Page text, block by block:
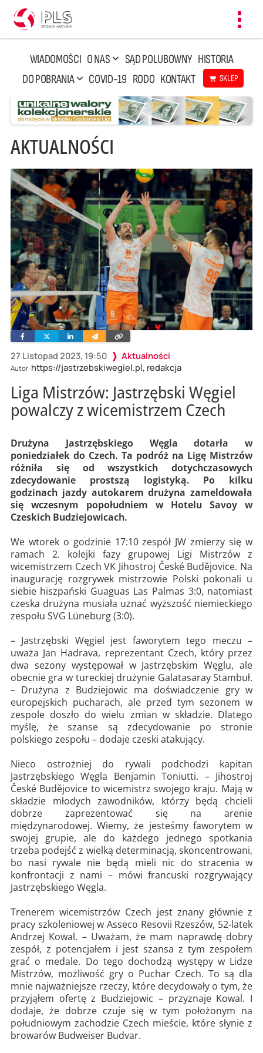
WIADOMOŚCI O NAS SĄD POLUBOWNY HISTORIA
DO POBRANIA
COVID-19 RODO KONTAKT SKLEP
AKTUALNOŚCI
27 Listopad 2023, 19:50 Aktualności
Autor: https://jastrzebskiwegiel.pl, redakcja
FacebookTwitterLinkedinWyślij
e-
Skopiuj
link
Liga Mistrzów: Jastrzębski Węgiel
powalczy z wicemistrzem Czech
Drużyna Jastrzębskiego Węgla dotarła w
poniedziałek do Czech. Ta podróż na Ligę Mistrzów
różniła się od wszystkich dotychczasowych
zdecydowanie prostszą logistyką. Po kilku
godzinach jazdy autokarem drużyna zameldowała
się wczesnym popołudniem w Hotelu Savoy w
Czeskich Budziejowicach.
We wtorek o godzinie 17:10 zespół JW zmierzy się w
ramach 2. kolejki fazy grupowej Ligi Mistrzów z
wicemistrzem Czech VK Jihostroj České Budějovice. Na
inaugurację rozgrywek mistrzowie Polski pokonali u
siebie hiszpański Guaguas Las Palmas 3:0, natomiast
czeska drużyna musiała uznać wyższość niemieckiego
zespołu SVG Lüneburg (3:0).
– Jastrzębski Węgiel jest faworytem tego meczu –
uważa Jan Hadrava, reprezentant Czech, który przez
dwa sezony występował w Jastrzębskim Węglu, ale
obecnie gra w tureckiej drużynie Galatasaray Stambuł.
– Drużyna z Budziejowic ma doświadczenie gry w
europejskich pucharach, ale przed tym sezonem w
zespole doszło do wielu zmian w składzie. Dlatego
myślę, że szanse są zdecydowanie po stronie
polskiego zespołu – dodaje czeski atakujący.
Nieco ostrożniej do rywali podchodzi kapitan
Jastrzębskiego Węgla Benjamin Toniutti. – Jihostroj
České Budějovice to wicemistrz swojego kraju. Mają w
składzie młodych zawodników, którzy będą chcieli
dobrze zaprezentować się na arenie
międzynarodowej. Wiemy, że jesteśmy faworytem w
swojej grupie, ale do każdego jednego spotkania
trzeba podejść z wielką determinacją, skoncentrowani,
bo nasi rywale nie będą mieli nic do stracenia w
konfrontacji z nami – mówi francuski rozgrywający
Jastrzębskiego Węgla.
Trenerem wicemistrzów Czech jest znany głównie z
pracy szkoleniowej w Asseco Resovii Rzeszów, 52-latek
Andrzej Kowal. – Uważam, że mam naprawdę dobry
zespół, z potencjałem i jest szansa z tym zespołem
grać o medale. Do tego dochodzą występy w Lidze
Mistrzów, możliwość gry o Puchar Czech. To są dla
mnie najważniejsze rzeczy, które decydowały o tym, że
przyjąłem ofertę z Budziejowic – przyznaje Kowal. I
dodaje, że dobrze czuje się w tym położonym na
południowym zachodzie Czech mieście, które słynie z
browarów Budweiser Budvar.